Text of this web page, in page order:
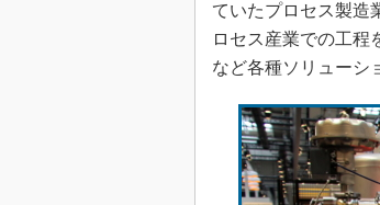
ていたプロセス製造
ロセス産業での工程
など各種ソリューシ